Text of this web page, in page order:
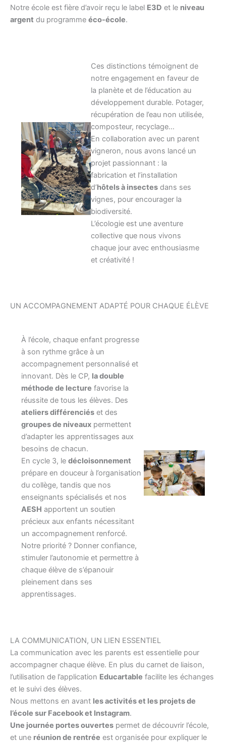
Notre école est fière d’avoir reçu le label E3D et le niveau
argent du programme éco-école.
Ces distinctions témoignent de
notre engagement en faveur de
la planète et de l’éducation au
développement durable. Potager,
récupération de l’eau non utilisée,
composteur, recyclage…
En collaboration avec un parent
vigneron, nous avons lancé un
projet passionnant : la
fabrication et l’installation
d’hôtels à insectesdans ses
vignes, pour encourager la
biodiversité.
L’écologie est une aventure
collective que nous vivons
chaque jour avec enthousiasme
et créativité !
UN ACCOMPAGNEMENT ADAPTÉ POUR CHAQUE ÉLÈVE
À l’école, chaque enfant progresse
à son rythme grâce à un
accompagnement personnalisé et
innovant. Dès le CP, la double
méthode de lecture favorise la
réussite de tous les élèves. Des
ateliers différenciéset des
groupes de niveauxpermettent
d’adapter les apprentissages aux
besoins de chacun.
En cycle 3, le décloisonnement
prépare en douceur à l’organisation
du collège, tandis que nos
enseignants spécialisés et nos
AESH apportent un soutien
précieux aux enfants nécessitant
un accompagnement renforcé.
Notre priorité ? Donner confiance,
stimuler l’autonomie et permettre à
chaque élève de s’épanouir
pleinement dans ses
apprentissages.
LA COMMUNICATION, UN LIEN ESSENTIEL
La communication avec les parents est essentielle pour
accompagner chaque élève. En plus du carnet de liaison,
l’utilisation de l’application Educartable facilite les échanges
et le suivi des élèves.
Nous mettons en avant les activités et les projets de
l’école sur Facebook et Instagram.
Une journée portes ouvertes permet de découvrir l’école,
et une réunion de rentrée est organisée pour expliquer le